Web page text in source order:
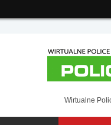
Wirtualne